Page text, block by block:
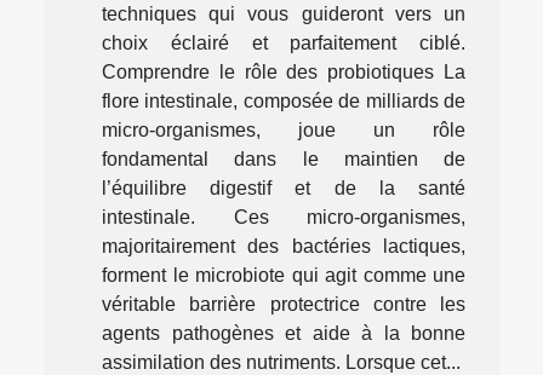
techniques qui vous guideront vers un
choix éclairé et parfaitement ciblé.
Comprendre le rôle des probiotiques La
flore intestinale, composée de milliards de
micro-organismes, joue un rôle
fondamental dans le maintien de
l’équilibre digestif et de la santé
intestinale. Ces micro-organismes,
majoritairement des bactéries lactiques,
forment le microbiote qui agit comme une
véritable barrière protectrice contre les
agents pathogènes et aide à la bonne
assimilation des nutriments. Lorsque cet...